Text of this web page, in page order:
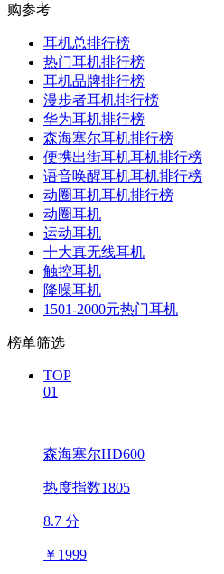
购参考
耳机总排行榜
热门耳机排行榜
耳机品牌排行榜
漫步者耳机排行榜
华为耳机排行榜
森海塞尔耳机排行榜
便携出街耳机耳机排行榜
语音唤醒耳机耳机排行榜
动圈耳机耳机排行榜
动圈耳机
运动耳机
十大真无线耳机
触控耳机
降噪耳机
1501-2000元热门耳机
榜单筛选
TOP
01
森海塞尔HD600
热度指数1805
8.7 分
￥ 1999